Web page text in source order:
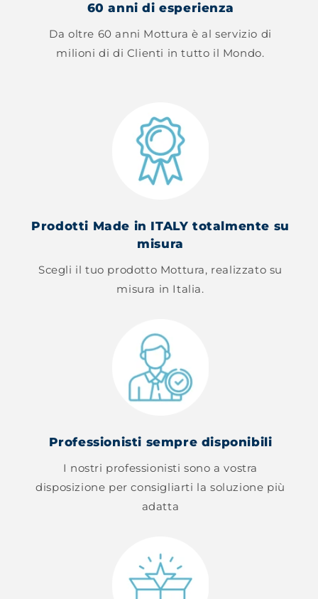
60 anni di esperienza
Da oltre 60 anni Mottura è al servizio di
milioni di di Clienti in tutto il Mondo.
Prodotti Made in ITALY totalmente su
misura
Scegli il tuo prodotto Mottura, realizzato su
misura in Italia.
Professionisti sempre disponibili
I nostri professionisti sono a vostra
disposizione per consigliarti la soluzione più
adatta